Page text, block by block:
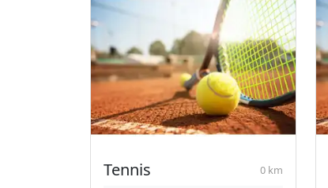
Tennis 0 km